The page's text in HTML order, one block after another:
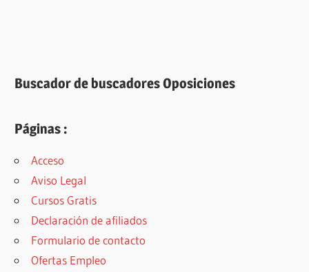
Buscador de buscadores Oposiciones
Páginas :
Acceso
Aviso Legal
Cursos Gratis
Declaración de afiliados
Formulario de contacto
Ofertas Empleo